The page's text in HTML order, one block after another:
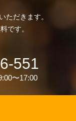
ただきます。
です。
551
〜17:00